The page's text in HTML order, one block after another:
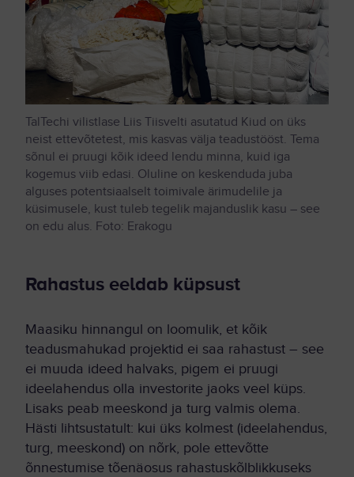
TalTechi vilistlase Liis Tiisvelti asutatud Kiud on üks
neist ettevõtetest, mis kasvas välja teadustööst. Tema
sõnul ei pruugi kõik ideed lendu minna, kuid iga
kogemus viib edasi. Oluline on keskenduda juba
alguses potentsiaalselt toimivale ärimudelile ja
küsimusele, kust tuleb tegelik majanduslik kasu – see
on edu alus. Foto: Erakogu
Rahastus eeldab küpsust
Maasiku hinnangul on loomulik, et kõik
teadusmahukad projektid ei saa rahastust – see
ei muuda ideed halvaks, pigem ei pruugi
ideelahendus olla investorite jaoks veel küps.
Lisaks peab meeskond ja turg valmis olema.
Hästi lihtsustatult: kui üks kolmest (ideelahendus,
turg, meeskond) on nõrk, pole ettevõtte
õnnestumise tõenäosus rahastuskõlblikkuseks